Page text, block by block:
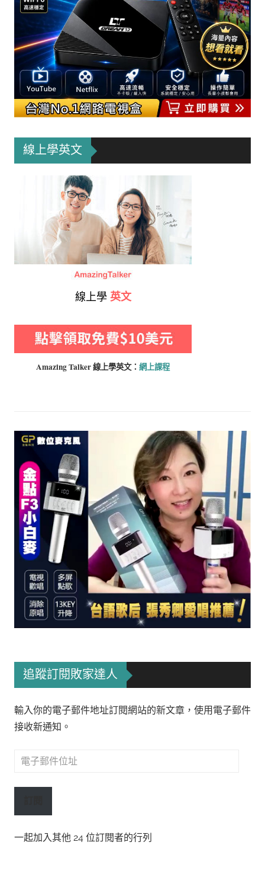
線上學英文
線上學 英文
Amazing Talker 線上學英文： 網上課程
追蹤訂閱敗家達人
輸入你的電子郵件地址訂閱網站的新文章，使用電子郵件
接收新通知。
電
郵
址
一起加入其他 24 位訂閱者的行列